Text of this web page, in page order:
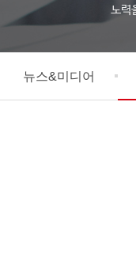
노력
뉴스&미디어